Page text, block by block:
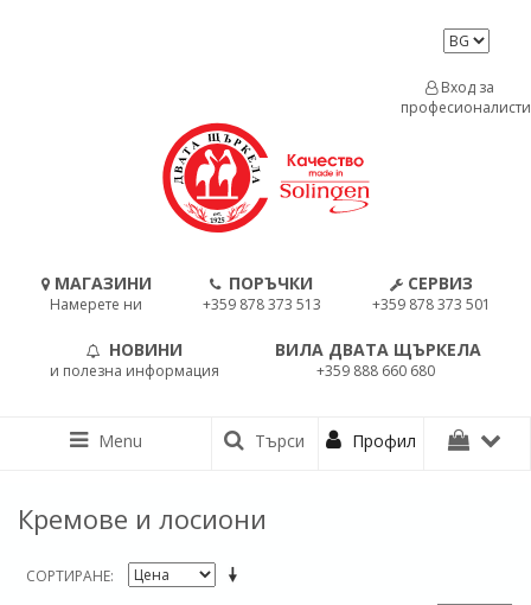
МАГАЗИНИ
Намерете ни
ПОРЪЧКИ
+359 878 373 513
СЕРВИЗ
+359 878 373 501
НОВИНИ
и полезна информация
ВИЛА ДВАТА ЩЪРКЕЛА
+359 888 660 680
Вход за
професионалисти
Menu Търси Профил
Кремове и лосиони
СОРТИРАНЕ